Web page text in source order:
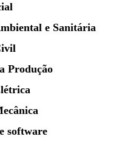
e Sanitária
Produção
software